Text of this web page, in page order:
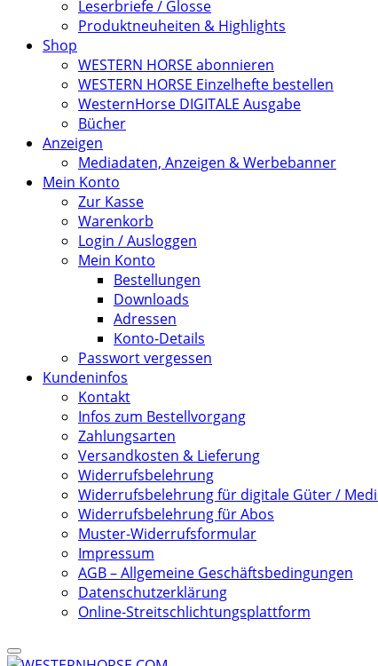
Leserbriefe / Glosse
Produktneuheiten & Highlights
Shop
WESTERN HORSE abonnieren
WESTERN HORSE Einzelhefte bestellen
WesternHorse DIGITALE Ausgabe
Bücher
Anzeigen
Mediadaten, Anzeigen & Werbebanner
Mein Konto
Zur Kasse
Warenkorb
Login / Ausloggen
Mein Konto
Bestellungen
Downloads
Adressen
Konto-Details
Passwort vergessen
Kundeninfos
Kontakt
Infos zum Bestellvorgang
Zahlungsarten
Versandkosten & Lieferung
Widerrufsbelehrung
Widerrufsbelehrung für digitale Güter /
Widerrufsbelehrung für Abos
Muster-Widerrufsformular
Impressum
AGB – Allgemeine Geschäftsbedingungen
Datenschutzerklärung
Online-Streitschlichtungsplattform